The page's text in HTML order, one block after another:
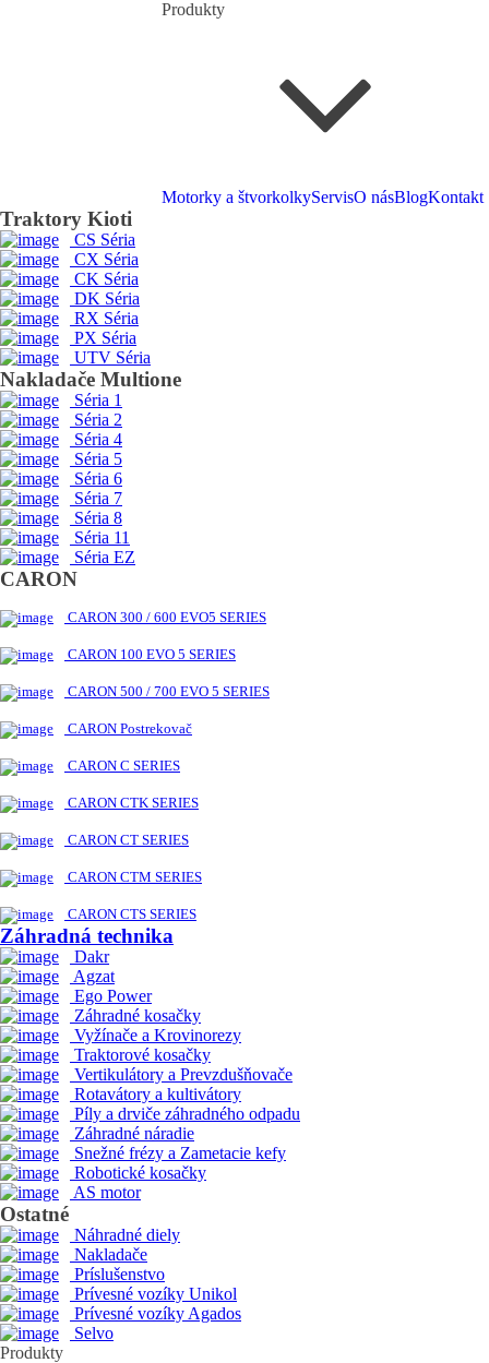
Produkty
Motorky a štvorkolkyServisO násBlogKontakt
Traktory Kioti
CS Séria
CX Séria
CK Séria
DK Séria
RX Séria
PX Séria
UTV Séria
Nakladače Multione
Séria 1
Séria 2
Séria 4
Séria 5
Séria 6
Séria 7
Séria 8
Séria 11
Séria EZ
CARON
CARON 300 / 600 EVO5 SERIES
CARON 100 EVO 5 SERIES
CARON 500 / 700 EVO 5 SERIES
CARON Postrekovač
CARON C SERIES
CARON CTK SERIES
CARON CT SERIES
CARON CTM SERIES
CARON CTS SERIES
Záhradná technika
Dakr
Agzat
Ego Power
Záhradné kosačky
Vyžínače a Krovinorezy
Traktorové kosačky
Vertikulátory a Prevzdušňovače
Rotavátory a kultivátory
Píly a drviče záhradného odpadu
Záhradné náradie
Snežné frézy a Zametacie kefy
Robotické kosačky
AS motor
Ostatné
Náhradné diely
Nakladače
Príslušenstvo
Prívesné vozíky Unikol
Prívesné vozíky Agados
Selvo
Produkty